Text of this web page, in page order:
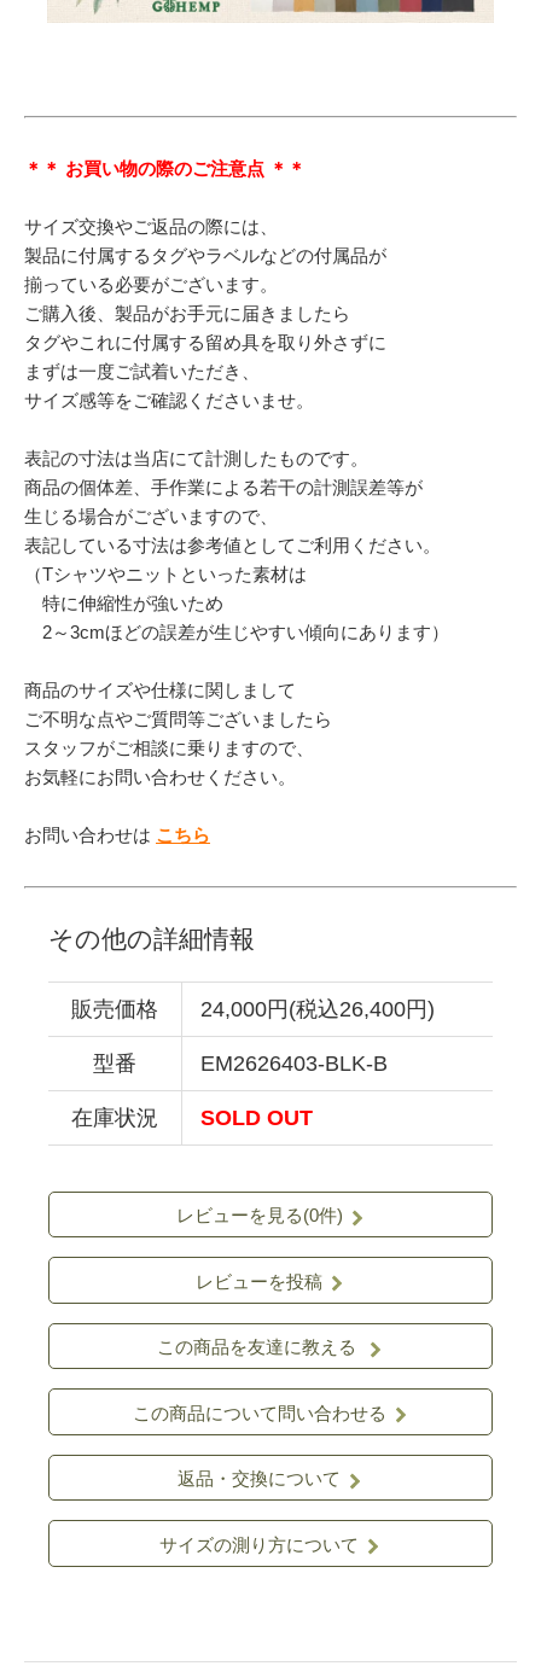
＊＊ お買い物の際のご注意点 ＊＊
サイズ交換やご返品の際には、
製品に付属するタグやラベルなどの付属品が
揃っている必要がございます。
ご購入後、製品がお手元に届きましたら
タグやこれに付属する留め具を取り外さずに
まずは一度ご試着いただき、
サイズ感等をご確認くださいませ。
表記の寸法は当店にて計測したものです。
商品の個体差、手作業による若干の計測誤差等が
生じる場合がございますので、
表記している寸法は参考値としてご利用ください。
（Tシャツやニットといった素材は
特に伸縮性が強いため
2～3cmほどの誤差が生じやすい傾向にあります）
商品のサイズや仕様に関しまして
ご不明な点やご質問等ございましたら
スタッフがご相談に乗りますので、
お気軽にお問い合わせください。
お問い合わせは こちら
その他の詳細情報
販売価格 24,000円(税込26,400円)
型番 EM2626403-BLK-B
在庫状況 SOLD OUT
レビューを見る(0件)
レビューを投稿
この商品を友達に教える
この商品について問い合わせる
返品・交換について
サイズの測り方について